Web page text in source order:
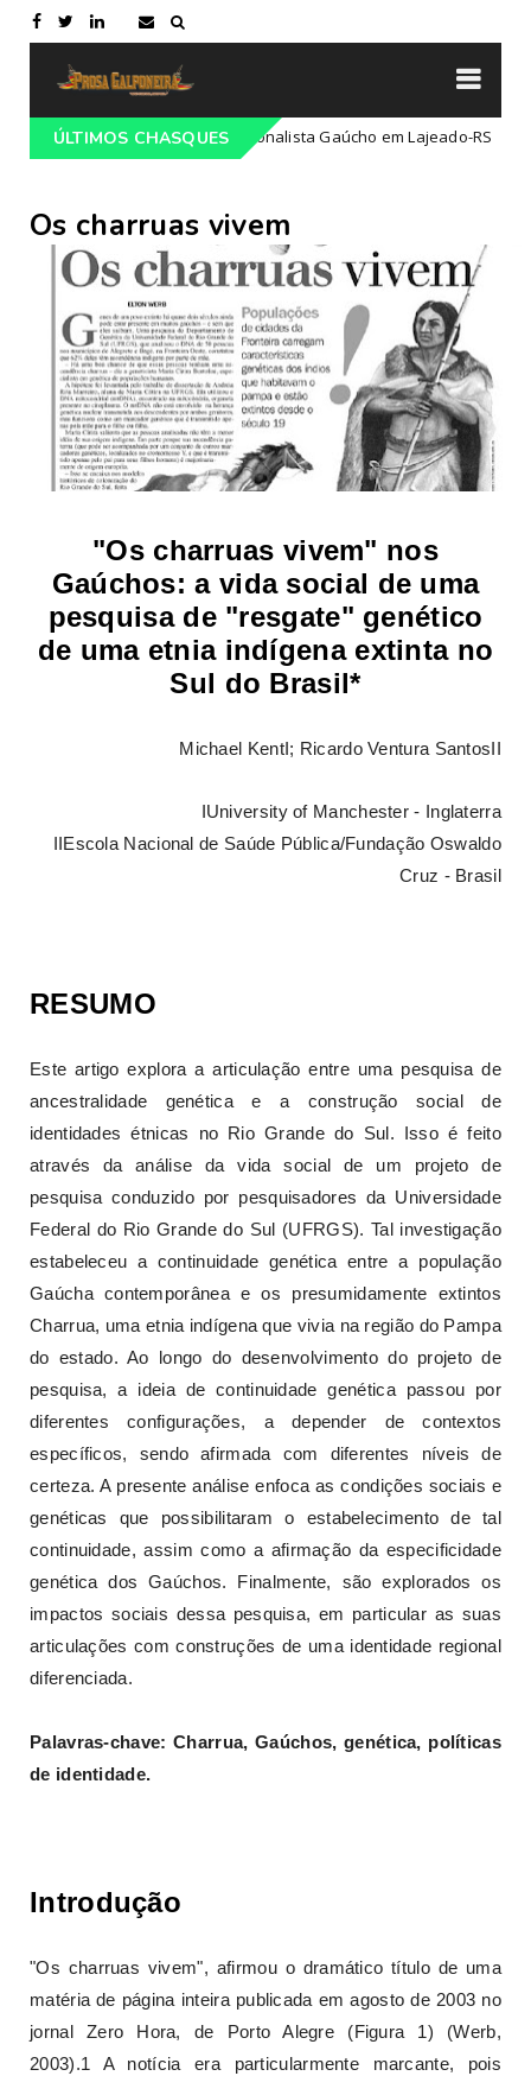
ÚLTIMOS CHASQUES
68º Congresso Tradicionalista Gaúcho em Lajeado-RS
Os charruas vivem
"Os charruas vivem" nos
Gaúchos: a vida social de uma
pesquisa de "resgate" genético
de uma etnia indígena extinta no
Sul do Brasil*
Michael KentI; Ricardo Ventura SantosII
IUniversity of Manchester - Inglaterra
IIEscola Nacional de Saúde Pública/Fundação Oswaldo
Cruz - Brasil
RESUMO
Este artigo explora a articulação entre uma pesquisa de
ancestralidade genética e a construção social de
identidades étnicas no Rio Grande do Sul. Isso é feito
através da análise da vida social de um projeto de
pesquisa conduzido por pesquisadores da Universidade
Federal do Rio Grande do Sul (UFRGS). Tal investigação
estabeleceu a continuidade genética entre a população
Gaúcha contemporânea e os presumidamente extintos
Charrua, uma etnia indígena que vivia na região do Pampa
do estado. Ao longo do desenvolvimento do projeto de
pesquisa, a ideia de continuidade genética passou por
diferentes configurações, a depender de contextos
específicos, sendo afirmada com diferentes níveis de
certeza. A presente análise enfoca as condições sociais e
genéticas que possibilitaram o estabelecimento de tal
continuidade, assim como a afirmação da especificidade
genética dos Gaúchos. Finalmente, são explorados os
impactos sociais dessa pesquisa, em particular as suas
articulações com construções de uma identidade regional
diferenciada.
Palavras-chave: Charrua, Gaúchos, genética, políticas
de identidade.
Introdução
"Os charruas vivem", afirmou o dramático título de uma
matéria de página inteira publicada em agosto de 2003 no
jornal Zero Hora, de Porto Alegre (Figura 1) (Werb,
2003).1 A notícia era particularmente marcante, pois